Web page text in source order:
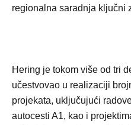
regionalna saradnja ključni
Hering je tokom više od tri
učestvovao u realizaciji
projekata, uključujući
autocesti A1, kao i